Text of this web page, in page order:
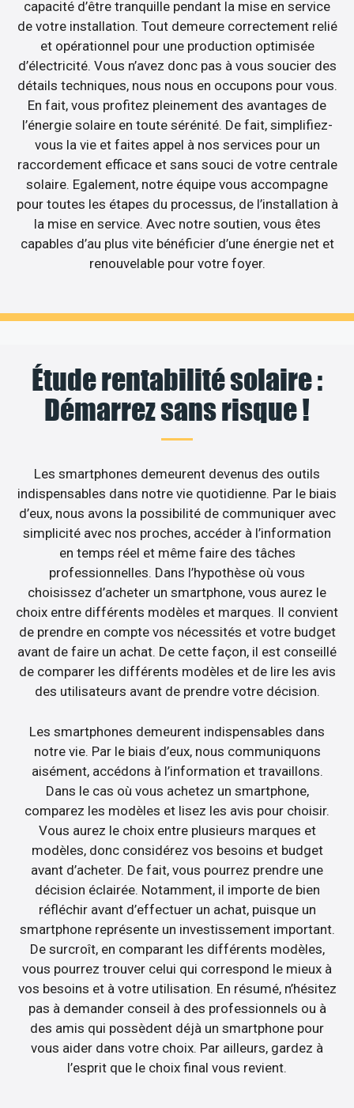
capacité d’être tranquille pendant la mise en service
de votre installation. Tout demeure correctement relié
et opérationnel pour une production optimisée
d’électricité. Vous n’avez donc pas à vous soucier des
détails techniques, nous nous en occupons pour vous.
En fait, vous profitez pleinement des avantages de
l’énergie solaire en toute sérénité. De fait, simplifiez-
vous la vie et faites appel à nos services pour un
raccordement efficace et sans souci de votre centrale
solaire. Egalement, notre équipe vous accompagne
pour toutes les étapes du processus, de l’installation à
la mise en service. Avec notre soutien, vous êtes
capables d’au plus vite bénéficier d’une énergie net et
renouvelable pour votre foyer.
Étude rentabilité solaire :
Démarrez sans risque !
Les smartphones demeurent devenus des outils
indispensables dans notre vie quotidienne. Par le biais
d’eux, nous avons la possibilité de communiquer avec
simplicité avec nos proches, accéder à l’information
en temps réel et même faire des tâches
professionnelles. Dans l’hypothèse où vous
choisissez d’acheter un smartphone, vous aurez le
choix entre différents modèles et marques. Il convient
de prendre en compte vos nécessités et votre budget
avant de faire un achat. De cette façon, il est conseillé
de comparer les différents modèles et de lire les avis
des utilisateurs avant de prendre votre décision.
Les smartphones demeurent indispensables dans
notre vie. Par le biais d’eux, nous communiquons
aisément, accédons à l’information et travaillons.
Dans le cas où vous achetez un smartphone,
comparez les modèles et lisez les avis pour choisir.
Vous aurez le choix entre plusieurs marques et
modèles, donc considérez vos besoins et budget
avant d’acheter. De fait, vous pourrez prendre une
décision éclairée. Notamment, il importe de bien
réfléchir avant d’effectuer un achat, puisque un
smartphone représente un investissement important.
De surcroît, en comparant les différents modèles,
vous pourrez trouver celui qui correspond le mieux à
vos besoins et à votre utilisation. En résumé, n’hésitez
pas à demander conseil à des professionnels ou à
des amis qui possèdent déjà un smartphone pour
vous aider dans votre choix. Par ailleurs, gardez à
l’esprit que le choix final vous revient.